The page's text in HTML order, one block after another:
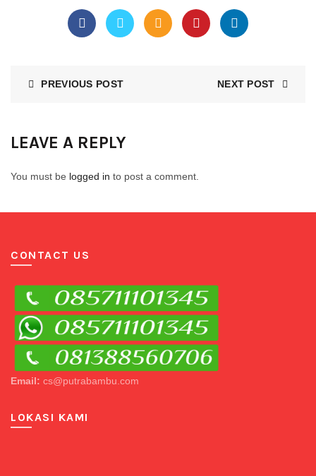
PREVIOUS POST NEXT POST
LEAVE A REPLY
You must be logged in to post a comment.
CONTACT US
Email: cs@putrabambu.com
LOKASI KAMI